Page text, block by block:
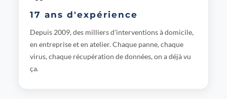
17 ans d'expérience
Depuis 2009, des milliers d'interventions à domicile,
en entreprise et en atelier. Chaque panne, chaque
virus, chaque récupération de données, on a déjà vu
ça.